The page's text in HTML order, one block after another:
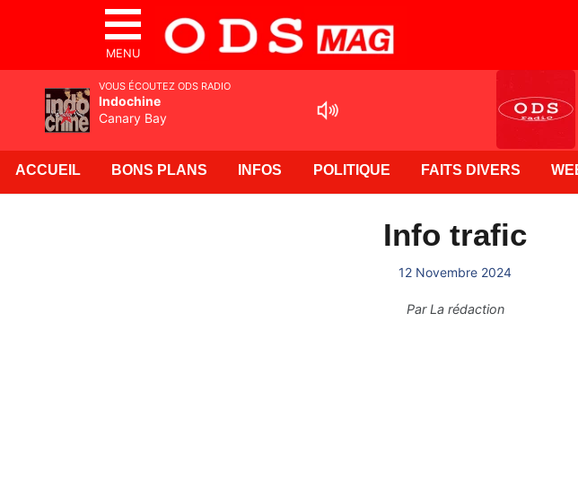
MENU
ACCUEIL BONS PLANS INFOS POLITIQUE FAITS DIVERS
Info trafic
12 Novembre 2024
ParLa rédaction
VOUS ÉCOUTEZ ODS RADIO
Indochine
Canary Bay